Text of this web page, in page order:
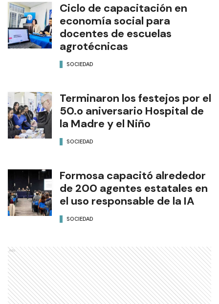
Ciclo de capacitación en
economía social para
docentes de escuelas
agrotécnicas
SOCIEDAD
Terminaron los festejos por el
50.o aniversario Hospital de
la Madre y el Niño
SOCIEDAD
Formosa capacitó alrededor
de 200 agentes estatales en
el uso responsable de la IA
SOCIEDAD
Ads